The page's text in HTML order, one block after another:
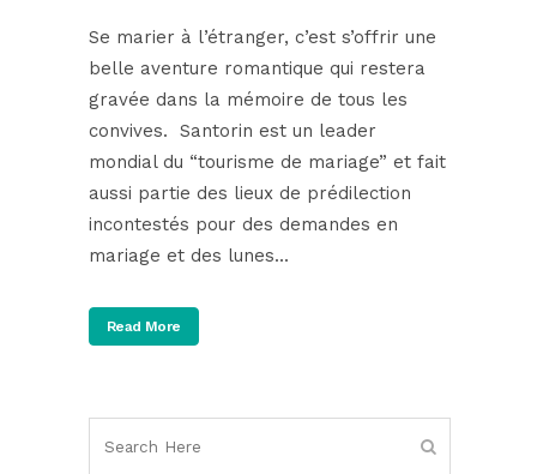
Se marier à l’étranger, c’est s’offrir une
belle aventure romantique qui restera
gravée dans la mémoire de tous les
convives. Santorin est un leader
mondial du “tourisme de mariage” et fait
aussi partie des lieux de prédilection
incontestés pour des demandes en
mariage et des lunes...
Read More